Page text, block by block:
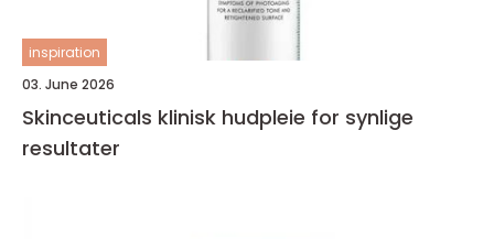
inspiration
03. June 2026
Skinceuticals klinisk hudpleie for synlige
resultater